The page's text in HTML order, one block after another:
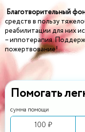
Помогать
сумма помощи
100 ₽
Благотворительный
средств в пользу
реабилитации для них
– иппотерапия.
пожертвование!